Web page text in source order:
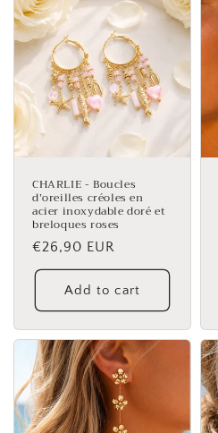
CHARLIE - Boucles
d’oreilles créoles en
acier inoxydable doré et
breloques roses
Regular
price
€26,90 EUR
Add to cart